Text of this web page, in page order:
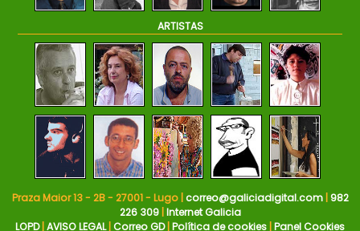
ARTISTAS
Praza Maior 13 - 2B - 27001 - Lugo | correo@galiciadigital.com| 982
226 309| Internet Galicia
LOPD| AVISO LEGAL| Correo GD| Política de cookies Panel Cookies